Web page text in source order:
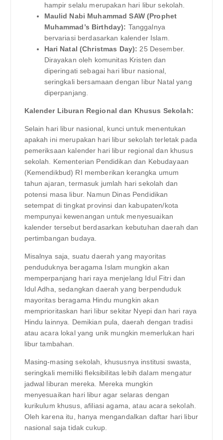
hampir selalu merupakan hari libur sekolah.
Maulid Nabi Muhammad SAW (Prophet
Muhammad’s Birthday): Tanggalnya
bervariasi berdasarkan kalender Islam.
Hari Natal (Christmas Day): 25 Desember.
Dirayakan oleh komunitas Kristen dan
diperingati sebagai hari libur nasional,
seringkali bersamaan dengan libur Natal yang
diperpanjang.
Kalender Liburan Regional dan Khusus Sekolah:
Selain hari libur nasional, kunci untuk menentukan
apakah ini merupakan hari libur sekolah terletak pada
pemeriksaan kalender hari libur regional dan khusus
sekolah. Kementerian Pendidikan dan Kebudayaan
(Kemendikbud) RI memberikan kerangka umum
tahun ajaran, termasuk jumlah hari sekolah dan
potensi masa libur. Namun Dinas Pendidikan
setempat di tingkat provinsi dan kabupaten/kota
mempunyai kewenangan untuk menyesuaikan
kalender tersebut berdasarkan kebutuhan daerah dan
pertimbangan budaya.
Misalnya saja, suatu daerah yang mayoritas
penduduknya beragama Islam mungkin akan
memperpanjang hari raya menjelang Idul Fitri dan
Idul Adha, sedangkan daerah yang berpenduduk
mayoritas beragama Hindu mungkin akan
memprioritaskan hari libur sekitar Nyepi dan hari raya
Hindu lainnya. Demikian pula, daerah dengan tradisi
atau acara lokal yang unik mungkin memerlukan hari
libur tambahan.
Masing-masing sekolah, khususnya institusi swasta,
seringkali memiliki fleksibilitas lebih dalam mengatur
jadwal liburan mereka. Mereka mungkin
menyesuaikan hari libur agar selaras dengan
kurikulum khusus, afiliasi agama, atau acara sekolah.
Oleh karena itu, hanya mengandalkan daftar hari libur
nasional saja tidak cukup.